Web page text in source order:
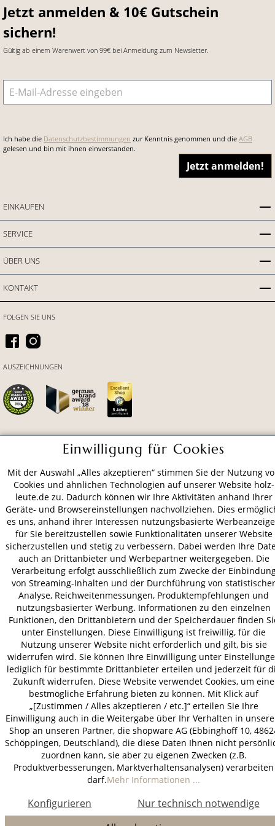
Jetzt anmelden & 10€ Gutschein
sichern!
Gültig ab einem Warenwert von 99€ bei Anmeldung zum Newsletter.
E-Mail-Adresse
Ich habe die Datenschutzbestimmungen zur Kenntnis genommen und die AGB
gelesen und bin mit ihnen einverstanden.
Jetzt anmelden!
EINKAUFEN
SERVICE
ÜBER UNS
KONTAKT
VERSAND
FOLGEN SIE UNS
AUSZEICHNUNGEN
AGB Datenschutz
Impressum
© 2026 HOLZ-LEUTE
* Alle Preise inkl. gesetzl. Mehrwertsteuer zzgl.Versandkosten.
Einwilligung für Cookies
Mit der Auswahl „Alles akzeptieren“ stimmen Sie der Nutzung
Cookies und ähnlichen Technologien auf unserer Website holz-
leute.de zu. Dadurch können wir Ihre Aktivitäten anhand Ihrer
Geräte- und Browsereinstellungen nachvollziehen. Dies
es uns, anhand ihrer Interessen nutzungsbasierte
für Sie bereitzustellen sowie Funktionalitäten unserer Website
sicherzustellen und stetig zu verbessern. Dabei werden Ihre
auch an Drittanbieter und Werbepartner weitergegeben. Die
Verarbeitung erfolgt ausschließlich zum Zwecke der
von Streaming-Inhalten und der Durchführung von statistischer
Analyse, Reichweitenmessungen, Produktempfehlungen und
nutzungsbasierter Werbung. Informationen zu den einzelnen
Funktionen, den Drittanbietern und der Speicherdauer finden
unter Einstellungen. Diese Einwilligung ist freiwillig, für die
Nutzung unserer Website nicht erforderlich und gilt, bis sie
widerrufen wird. Sie können Ihre Einwilligung unter
lediglich für bestimmte Drittanbieter erteilen und jederzeit für
Zukunft widerrufen. Diese Website verwendet Cookies, um eine
bestmögliche Erfahrung bieten zu können. Mit Klick auf
„[Zustimmen / Alles akzeptieren / etc.]“ erteilen Sie Ihre
Einwilligung auch in die Weitergabe über Ihr Verhalten in
Shop an unseren Partner, die shopware AG (Ebbinghoff 10,
Schöppingen, Deutschland), die diese Daten Ihnen nicht
zuordnen kann, sie aber zu eigenen Zwecken (z.B.
Produktverbesserungen, Marktverhaltensanalysen) verarbeiten
darf.Mehr Informationen ...
Nur technisch notwendige
Konfigurieren